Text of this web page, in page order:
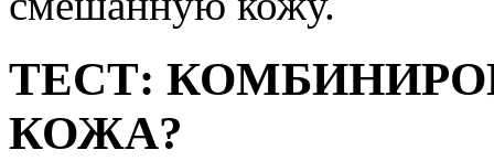
ТЕСТ:
КОЖА?